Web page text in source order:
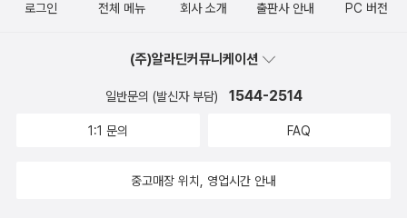
는지 놀라울 따름이다. 적어도 문학판에는 '남성할당제'(?)가 절실히
이번 학기에는 시와 희곡도 한 주씩 할당하려고 한다. 물론
수업에 다루는 작품은 고전이지만, 얼씨구나 이참에 시집도 좀 주문
에서 얼마나 멀리 왔는가. * 어제 봉준호 감독의 <기생충>을 다 보
다. 보고 싶은 영화 한 편 보는 것도 호사이고, 그나마도 쪼개서 봐야
로그인 전체 메뉴 회사 소개 출판사 안내 PC 버전
(주)알라딘커뮤니케이션
일반문의 (발신자 부담) 1544-2514
1:1 문의 FAQ
중고매장 위치, 영업시간 안내